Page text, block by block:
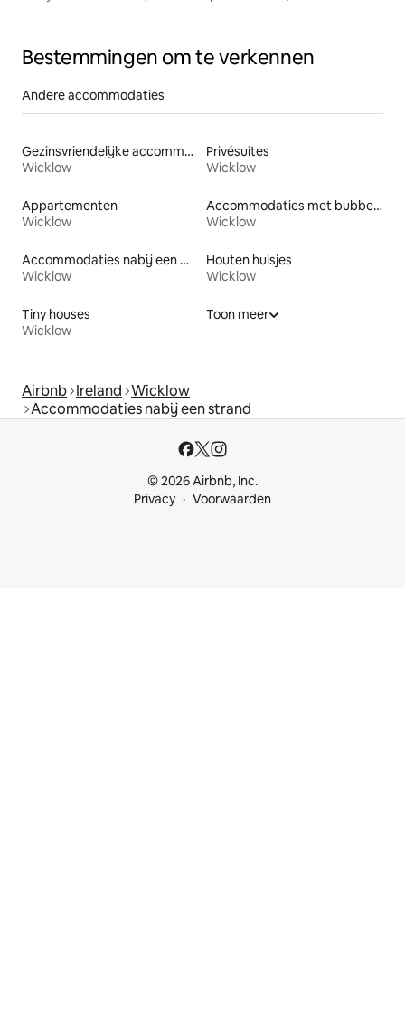
Bestemmingen om te verkennen
Andere accommodaties
Gezinsvriendelijke accommodaties
Wicklow
Privésuites
Wicklow
Appartementen
Wicklow
Accommodaties met bubbelbad
Wicklow
Accommodaties nabij een meer
Wicklow
Houten huisjes
Wicklow
Tiny houses
Wicklow
Toon meer
Airbnb Ireland Wicklow
Accommodaties nabij een strand
© 2026 Airbnb, Inc.
Privacy
Voorwaarden